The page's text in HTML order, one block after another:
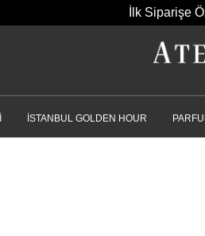
İlk Siparişe
İSTANBUL GOLDEN HOUR